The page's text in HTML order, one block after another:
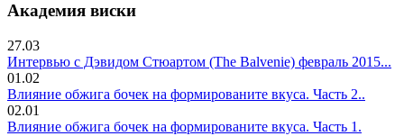
Академия виски
27.03
Интервью с Дэвидом Стюартом (The Balvenie) февраль 2015...
01.02
Влияние обжига бочек на формированите вкуса. Часть 2..
02.01
Влияние обжига бочек на формированите вкуса. Часть 1.